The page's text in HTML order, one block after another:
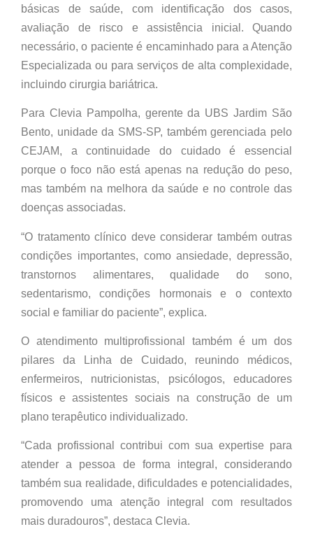
básicas de saúde, com identificação dos casos,
avaliação de risco e assistência inicial. Quando
necessário, o paciente é encaminhado para a Atenção
Especializada ou para serviços de alta complexidade,
incluindo cirurgia bariátrica.
Para Clevia Pampolha, gerente da UBS Jardim São
Bento, unidade da SMS-SP, também gerenciada pelo
CEJAM, a continuidade do cuidado é essencial
porque o foco não está apenas na redução do peso,
mas também na melhora da saúde e no controle das
doenças associadas.
“O tratamento clínico deve considerar também outras
condições importantes, como ansiedade, depressão,
transtornos alimentares, qualidade do sono,
sedentarismo, condições hormonais e o contexto
social e familiar do paciente”, explica.
O atendimento multiprofissional também é um dos
pilares da Linha de Cuidado, reunindo médicos,
enfermeiros, nutricionistas, psicólogos, educadores
físicos e assistentes sociais na construção de um
plano terapêutico individualizado.
“Cada profissional contribui com sua expertise para
atender a pessoa de forma integral, considerando
também sua realidade, dificuldades e potencialidades,
promovendo uma atenção integral com resultados
mais duradouros”, destaca Clevia.